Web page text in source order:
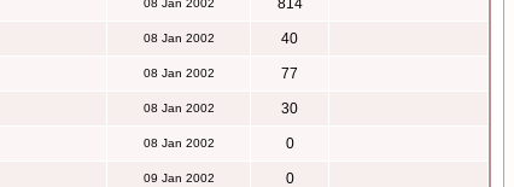
08 Jan 2002 814
08 Jan 2002 40
08 Jan 2002 77
08 Jan 2002 30
08 Jan 2002 0
09 Jan 2002 0